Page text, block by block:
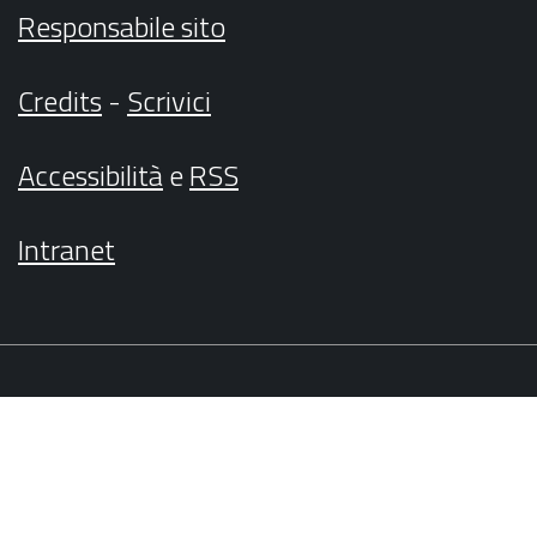
Responsabile sito
Credits- Scrivici
AccessibilitàeRSS
Intranet